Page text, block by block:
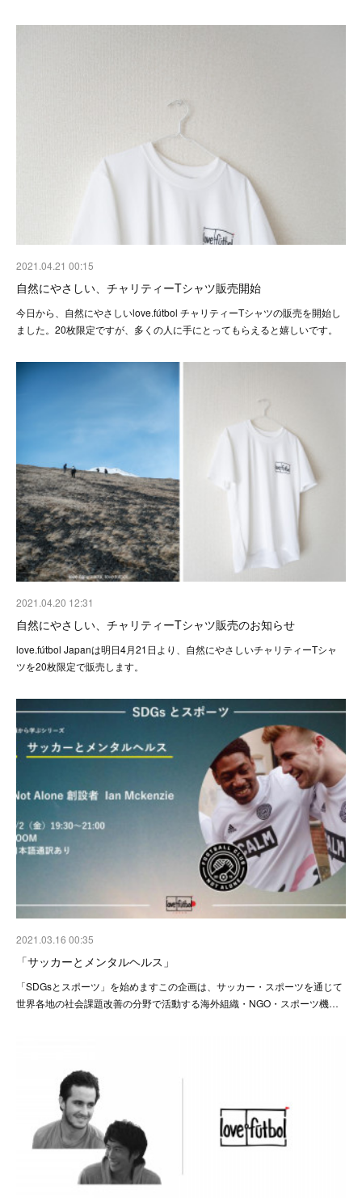
2021.04.21 00:15
自然にやさしい、チャリティーTシャツ販売開始
今日から、自然にやさしいlove.fútbol チャリティーTシャツの販売を開始し
ました。20枚限定ですが、多くの人に手にとってもらえると嬉しいです。
2021.04.20 12:31
自然にやさしい、チャリティーTシャツ販売のお知らせ
love.fútbol Japanは明日4月21日より、自然にやさしいチャリティーTシャ
ツを20枚限定で販売します。
2021.03.16 00:35
「サッカーとメンタルヘルス」
「SDGsとスポーツ」を始めますこの企画は、サッカー・スポーツを通じて
世界各地の社会課題改善の分野で活動する海外組織・NGO・スポーツ機…